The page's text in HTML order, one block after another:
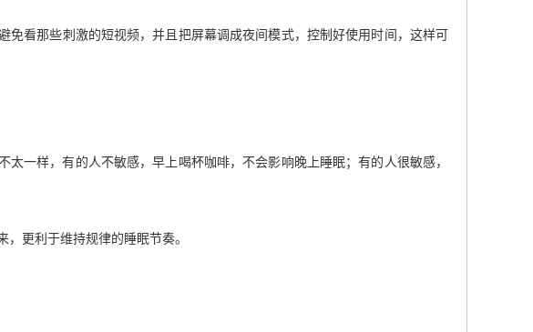
免看那些刺激的短视频，并且把屏幕调成夜间模式，控制好使用时间，这样可
一样，有的人不敏感，早上喝杯咖啡，不会影响晚上睡眠；有的人很敏感，
更利于维持规律的睡眠节奏。